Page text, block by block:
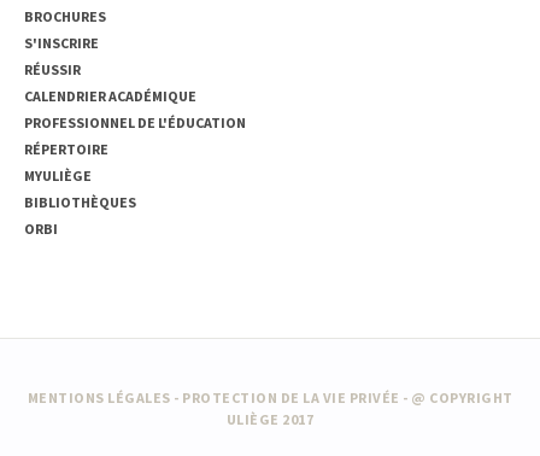
BROCHURES
S'INSCRIRE
RÉUSSIR
CALENDRIER ACADÉMIQUE
PROFESSIONNEL DE L'ÉDUCATION
RÉPERTOIRE
MYULIÈGE
BIBLIOTHÈQUES
ORBI
MENTIONS LÉGALES - PROTECTION DE LA VIE PRIVÉE - @ COPYRIGHT
ULIÈGE 2017